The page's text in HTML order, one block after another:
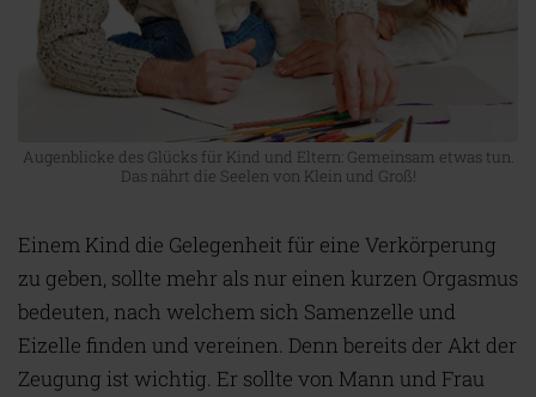
Augenblicke des Glücks für Kind und Eltern: Gemeinsam etwas tun.
Das nährt die Seelen von Klein und Groß!
Einem Kind die Gelegenheit für eine Verkörperung
zu geben, sollte mehr als nur einen kurzen Orgasmus
bedeuten, nach welchem sich Samenzelle und
Eizelle finden und vereinen. Denn bereits der Akt der
Zeugung ist wichtig. Er sollte von Mann und Frau